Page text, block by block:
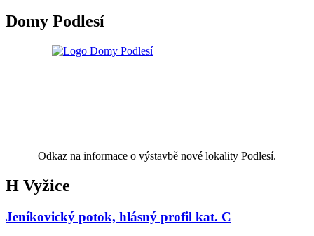
Domy Podlesí
Odkaz na informace o výstavbě nové lokality Podlesí.
H Vyžice
Jeníkovický potok, hlásný profil kat. C